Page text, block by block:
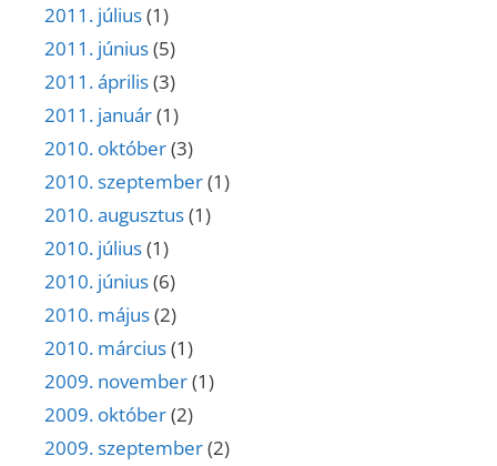
2011. július(1)
2011. június(5)
2011. április(3)
2011. január(1)
2010. október(3)
2010. szeptember(1)
2010. augusztus(1)
2010. július(1)
2010. június(6)
2010. május(2)
2010. március(1)
2009. november(1)
2009. október(2)
2009. szeptember(2)